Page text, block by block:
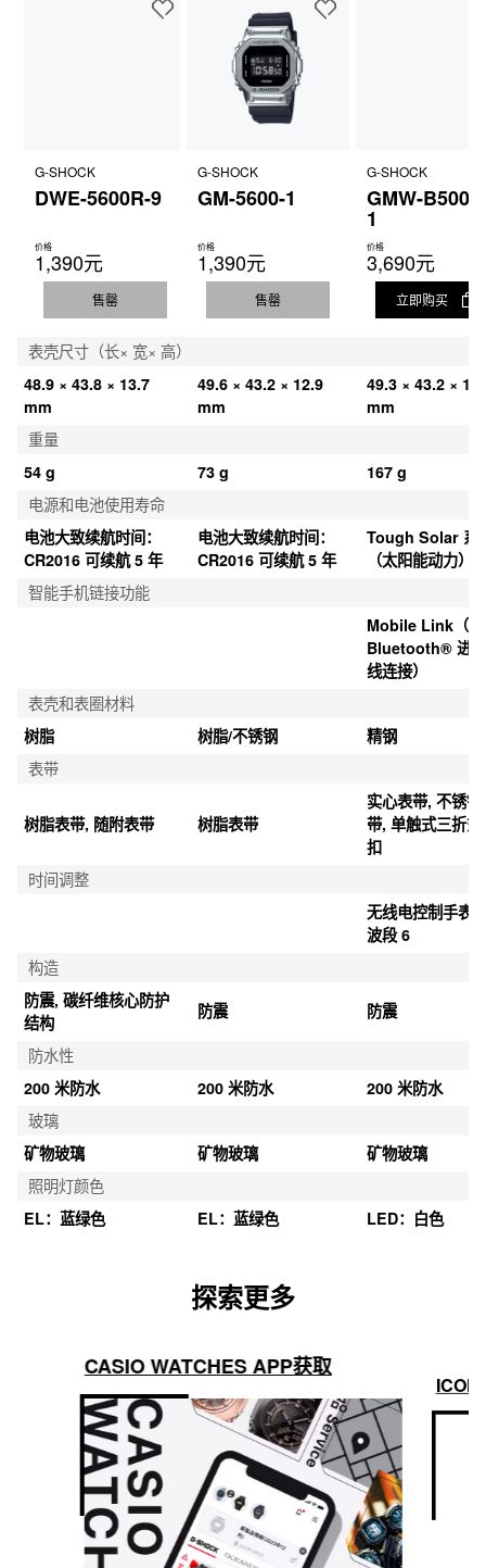
G-SHOCK
DWE-5600R-9
价格
1,390元
售罄
G-SHOCK
GM-5600-1
价格
1,390元
售罄
G-SHOCK
GMW-
1
价格
3,690元
立即购买
表壳尺寸（长× 宽× 高）
48.9 × 43.8 × 13.7
mm
49.6 × 43.2 × 12.9
mm
49.3 × 43.2 × 13
mm
重量
54 g
73 g
167 g
电源和电池使用寿命
电池大致续航时间：
CR2016 可续航 5 年
电池大致续航时间：
CR2016 可续航 5 年
Tough Solar 系
（太阳能动力）
智能手机链接功能
Mobile Link（
Bluetooth® 进
线连接）
表壳和表圈材料
树脂
树脂/不锈钢
精钢
表带
树脂表带, 随附表带 树脂表带
实心表带, 不锈钢
带, 单触式三折式
扣
时间调整
无线电控制手表
波段 6
构造
防震, 碳纤维核心防护
结构
防震 防震
防水性
200 米防水
200 米防水
200 米防水
玻璃
矿物玻璃
矿物玻璃
矿物玻璃
照明灯颜色
EL：蓝绿色
EL：蓝绿色 LED：白色
探索更多
CASIO WATCHES APP获取